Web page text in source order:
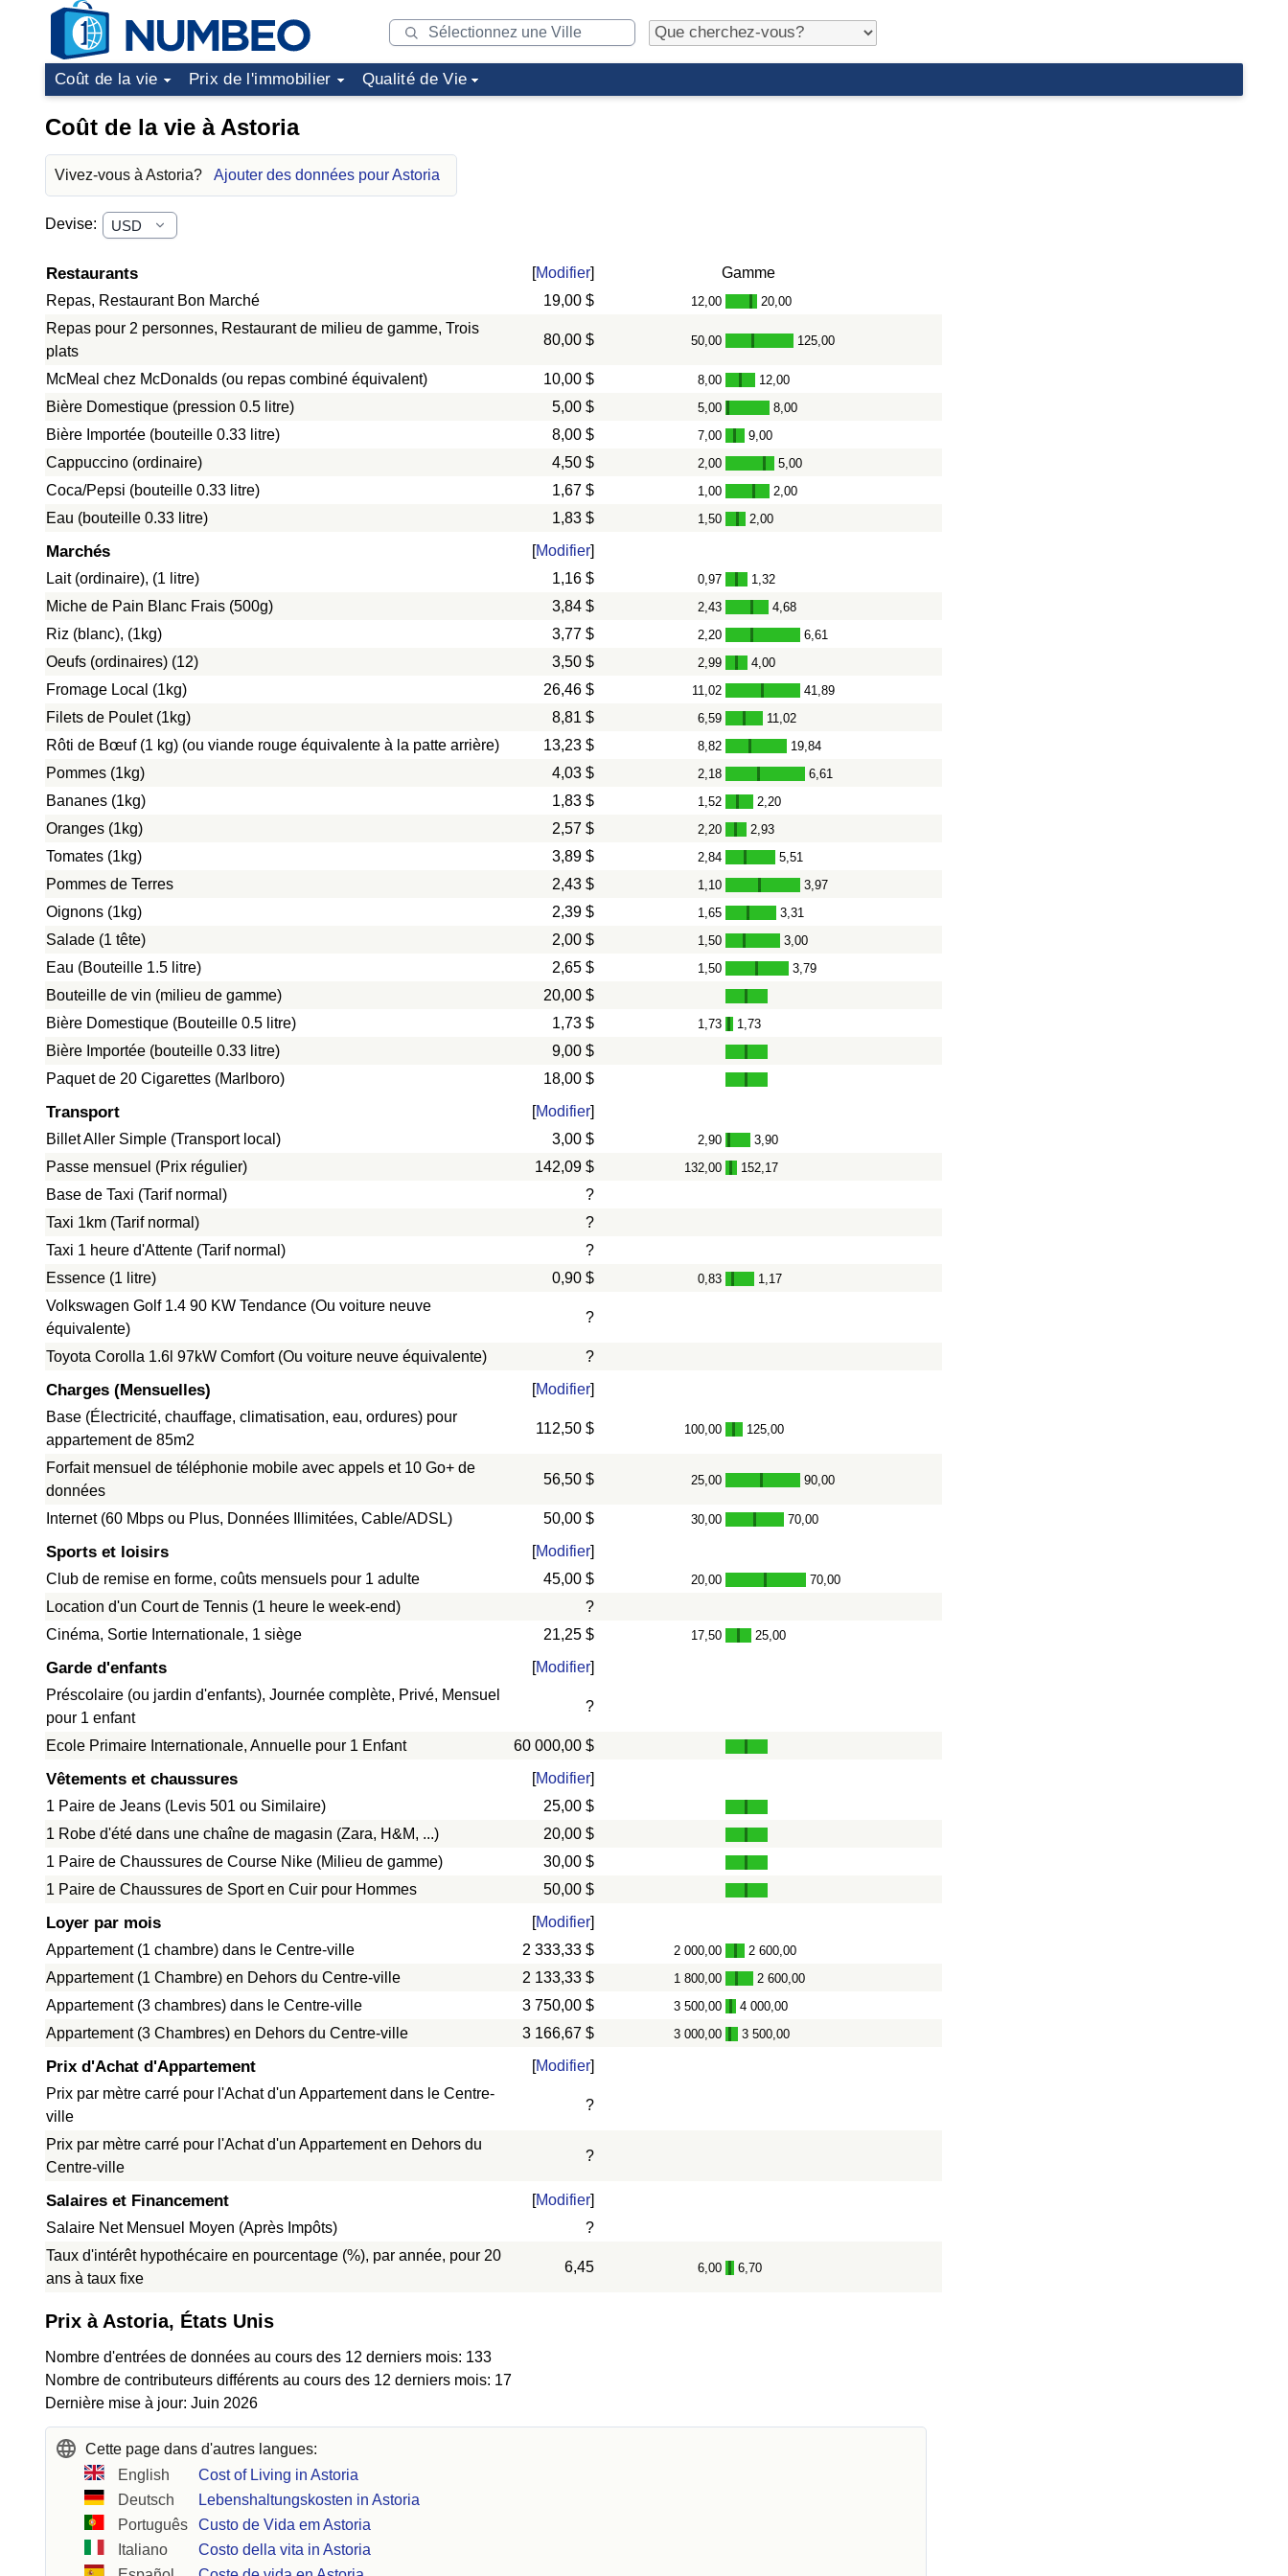
Coût de la vie Prix de l'immobilier Qualité de Vie
Coût de la vie à Astoria
Vivez-vous à Astoria? Ajouter des données pour Astoria
Devise:
Restaurants [Modifier]
Gamme
Repas, Restaurant Bon Marché
19,00 $ 12,00 - 20,00
Repas pour 2 personnes, Restaurant de milieu de gamme, Trois
plats
80,00 $ 50,00 - 125,00
McMeal chez McDonalds (ou repas combiné équivalent) 10,00 $ 8,00 - 12,00
Bière Domestique (pression 0.5 litre) 5,00 $ 5,00 - 8,00
Bière Importée (bouteille 0.33 litre) 8,00 $ 7,00 - 9,00
Cappuccino (ordinaire) 4,50 $ 2,00 - 5,00
Coca/Pepsi (bouteille 0.33 litre) 1,67 $ 1,00 - 2,00
Eau (bouteille 0.33 litre) 1,83 $ 1,50 - 2,00
Marchés [Modifier]
Lait (ordinaire), (1 litre)
1,16 $ 0,97 - 1,32
Miche de Pain Blanc Frais (500g) 3,84 $ 2,43 - 4,68
Riz (blanc), (1kg) 3,77 $ 2,20 - 6,61
Oeufs (ordinaires) (12) 3,50 $ 2,99 - 4,00
Fromage Local (1kg) 26,46 $ 11,02 - 41,89
Filets de Poulet (1kg) 8,81 $ 6,59 - 11,02
Rôti de Bœuf (1 kg) (ou viande rouge équivalente à la patte arrière) 13,23 $ 8,82 - 19,84
Pommes (1kg) 4,03 $ 2,18 - 6,61
Bananes (1kg) 1,83 $ 1,52 - 2,20
Oranges (1kg) 2,57 $ 2,20 - 2,93
Tomates (1kg) 3,89 $ 2,84 - 5,51
Pommes de Terres 2,43 $ 1,10 - 3,97
Oignons (1kg) 2,39 $ 1,65 - 3,31
Salade (1 tête) 2,00 $ 1,50 - 3,00
Eau (Bouteille 1.5 litre) 2,65 $ 1,50 - 3,79
Bouteille de vin (milieu de gamme)
20,00 $
Bière Domestique (Bouteille 0.5 litre)
1,73 $ 1,73 - 1,73
Bière Importée (bouteille 0.33 litre)
9,00 $
Paquet de 20 Cigarettes (Marlboro)
18,00 $
Transport [Modifier]
Billet Aller Simple (Transport local)
3,00 $ 2,90 - 3,90
Passe mensuel (Prix régulier) 142,09 $ 132,00 - 152,17
Base de Taxi (Tarif normal)
?
Taxi 1km (Tarif normal)
?
Taxi 1 heure d'Attente (Tarif normal)
?
Essence (1 litre)
0,90 $ 0,83 - 1,17
Volkswagen Golf 1.4 90 KW Tendance (Ou voiture neuve
équivalente)
?
Toyota Corolla 1.6l 97kW Comfort (Ou voiture neuve équivalente) ?
Charges (Mensuelles) [Modifier]
Base (Électricité, chauffage, climatisation, eau, ordures) pour
appartement de 85m2
112,50 $ 100,00 - 125,00
Forfait mensuel de téléphonie mobile avec appels et 10 Go+ de
données
56,50 $ 25,00 - 90,00
Internet (60 Mbps ou Plus, Données Illimitées, Cable/ADSL) 50,00 $ 30,00 - 70,00
Sports et loisirs [Modifier]
Club de remise en forme, coûts mensuels pour 1 adulte
45,00 $ 20,00 - 70,00
Location d'un Court de Tennis (1 heure le week-end)
?
Cinéma, Sortie Internationale, 1 siège
21,25 $ 17,50 - 25,00
Garde d'enfants [Modifier]
Préscolaire (ou jardin d'enfants), Journée complète, Privé, Mensuel
pour 1 enfant
?
Ecole Primaire Internationale, Annuelle pour 1 Enfant 60 000,00 $
Vêtements et chaussures [Modifier]
1 Paire de Jeans (Levis 501 ou Similaire)
25,00 $
1 Robe d'été dans une chaîne de magasin (Zara, H&M, ...)
20,00 $
1 Paire de Chaussures de Course Nike (Milieu de gamme)
30,00 $
1 Paire de Chaussures de Sport en Cuir pour Hommes
50,00 $
Loyer par mois [Modifier]
Appartement (1 chambre) dans le Centre-ville
2 333,33 $ 2 000,00 - 2 600,00
Appartement (1 Chambre) en Dehors du Centre-ville 2 133,33 $ 1 800,00 - 2 600,00
Appartement (3 chambres) dans le Centre-ville 3 750,00 $ 3 500,00 - 4 000,00
Appartement (3 Chambres) en Dehors du Centre-ville 3 166,67 $ 3 000,00 - 3 500,00
Prix d'Achat d'Appartement [Modifier]
Prix par mètre carré pour l'Achat d'un Appartement dans le Centre-
ville
?
Prix par mètre carré pour l'Achat d'un Appartement en Dehors du
Centre-ville
?
Salaires et Financement [Modifier]
Salaire Net Mensuel Moyen (Après Impôts)
?
Taux d'intérêt hypothécaire en pourcentage (%), par année, pour 20
ans à taux fixe
6,45 6,00 - 6,70
Prix à Astoria, États Unis
Nombre d'entrées de données au cours des 12 derniers mois: 133
Nombre de contributeurs différents au cours des 12 derniers mois: 17
Dernière mise à jour: Juin 2026
Cette page dans d'autres langues:
English
Cost of Living in Astoria
Deutsch
Lebenshaltungskosten in Astoria
Português
Custo de Vida em Astoria
Italiano
Costo della vita in Astoria